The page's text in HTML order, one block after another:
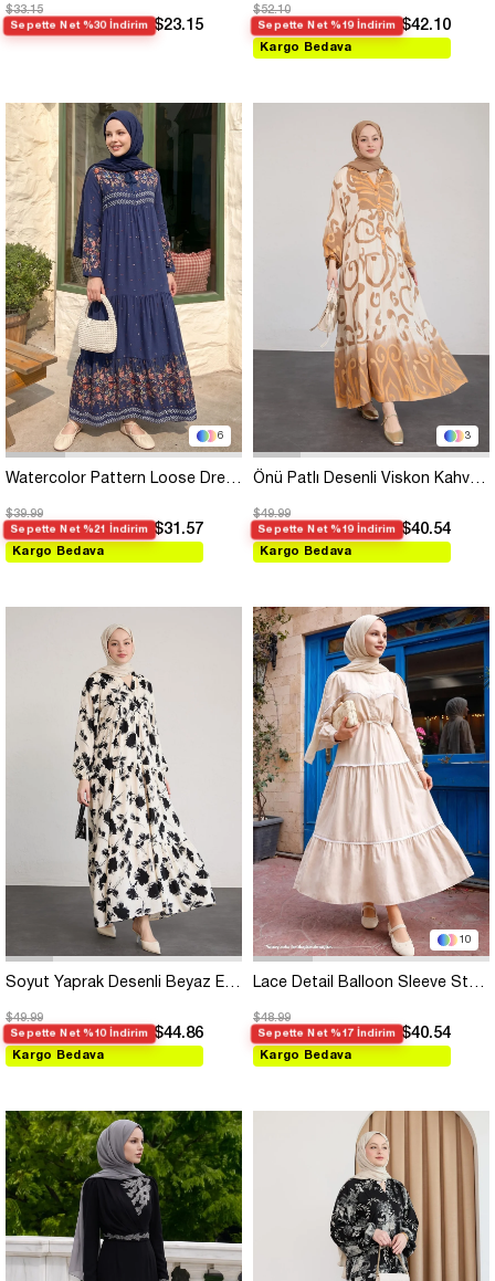
$33.15
Sepette Net %30 İndirim $23.15
$52.10
Sepette Net %19 İndirim $42.10
Kargo Bedava
6
Watercolor Pattern Loose Dress - Navy
$39.99
Sepette Net %21 İndirim $31.57
Kargo Bedava
3
Önü Patlı Desenli Viskon Kahverengi Elbise
$49.99
Sepette Net %19 İndirim $40.54
Kargo Bedava
Soyut Yaprak Desenli Beyaz Elbise
$49.99
Sepette Net %10 İndirim $44.86
Kargo Bedava
10
Lace Detail Balloon Sleeve Stone Dress
$48.99
Sepette Net %17 İndirim $40.54
Kargo Bedava